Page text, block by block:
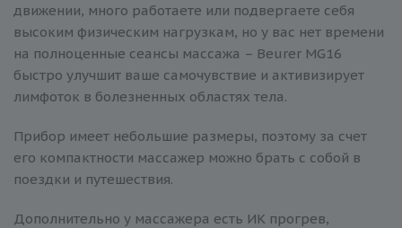
движении, много работаете или подвергаете себя
высоким физическим нагрузкам, но у вас нет времени
на полноценные сеансы массажа – Beurer MG16
быстро улучшит ваше самочувствие и активизирует
лимфоток в болезненных областях тела.
Прибор имеет небольшие размеры, поэтому за счет
его компактности массажер можно брать с собой в
поездки и путешествия.
Дополнительно у массажера есть ИК прогрев,